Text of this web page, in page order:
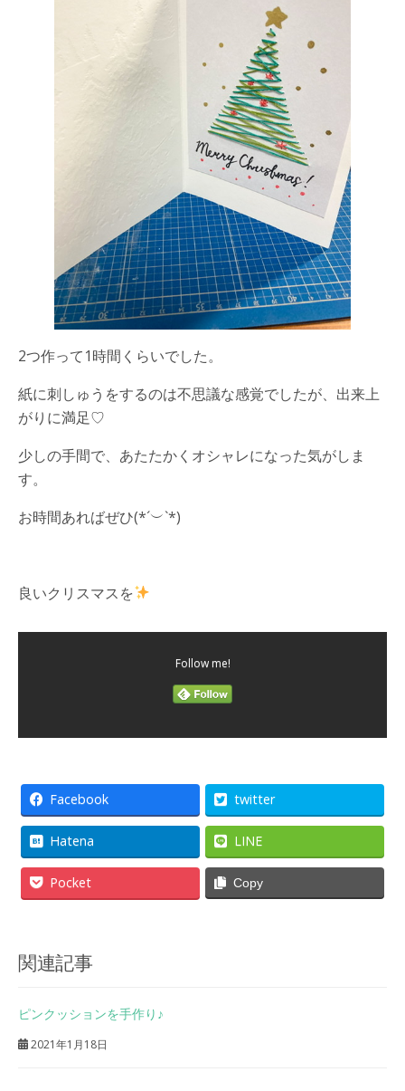
2つ作って1時間くらいでした。
紙に刺しゅうをするのは不思議な感覚でしたが、出来上
がりに満足♡
少しの手間で、あたたかくオシャレになった気がしま
す。
お時間あればぜひ(*´︶`*)
良いクリスマスを
Follow me!
Facebook twitter
Hatena LINE
Pocket Copy
関連記事
ピンクッションを手作り♪
2021年1月18日